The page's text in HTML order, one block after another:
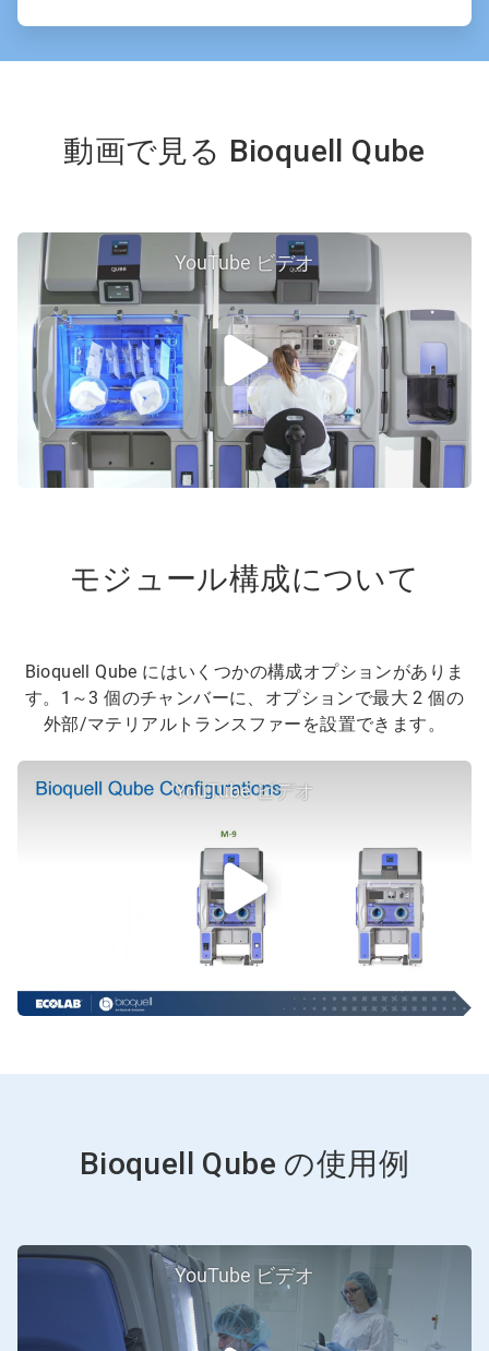
動画で見る Bioquell Qube
YouTube ビデオ
モジュール構成について
Bioquell Qube にはいくつかの構成オプションがありま
す。1～3 個のチャンバーに、オプションで最大 2 個の
外部/マテリアルトランスファーを設置できます。
YouTube ビデオ
Bioquell Qube の使用例
YouTube ビデオ